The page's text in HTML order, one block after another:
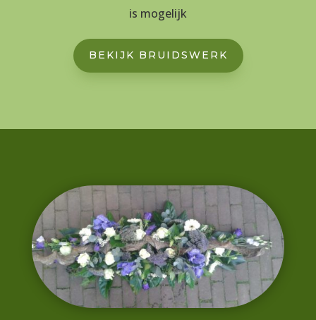
is mogelijk
BEKIJK BRUIDSWERK